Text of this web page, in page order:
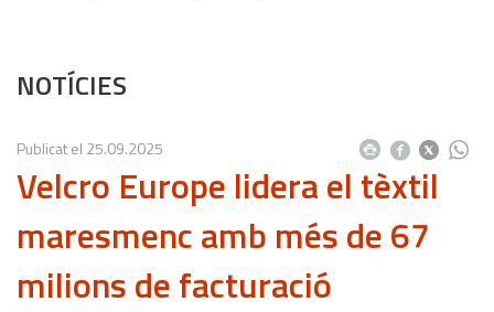
NOTÍCIES
Publicat el 25.09.2025
Velcro Europe lidera el tèxtil
maresmenc amb més de 67
milions de facturació